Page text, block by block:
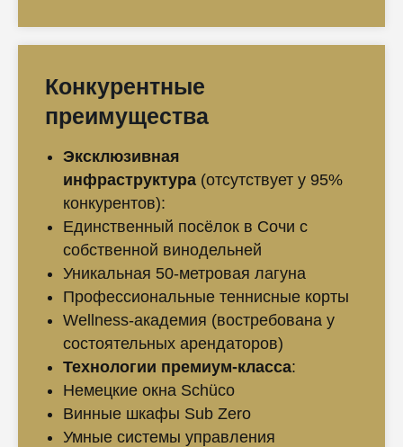
Конкурентные
преимущества
Эксклюзивная
инфраструктура (отсутствует у 95%
конкурентов):
Единственный посёлок в Сочи с
собственной винодельней
Уникальная 50-метровая лагуна
Профессиональные теннисные корты
Wellness-академия (востребована у
состоятельных арендаторов)
Технологии премиум-класса:
Немецкие окна Schüco
Винные шкафы Sub Zero
Умные системы управления